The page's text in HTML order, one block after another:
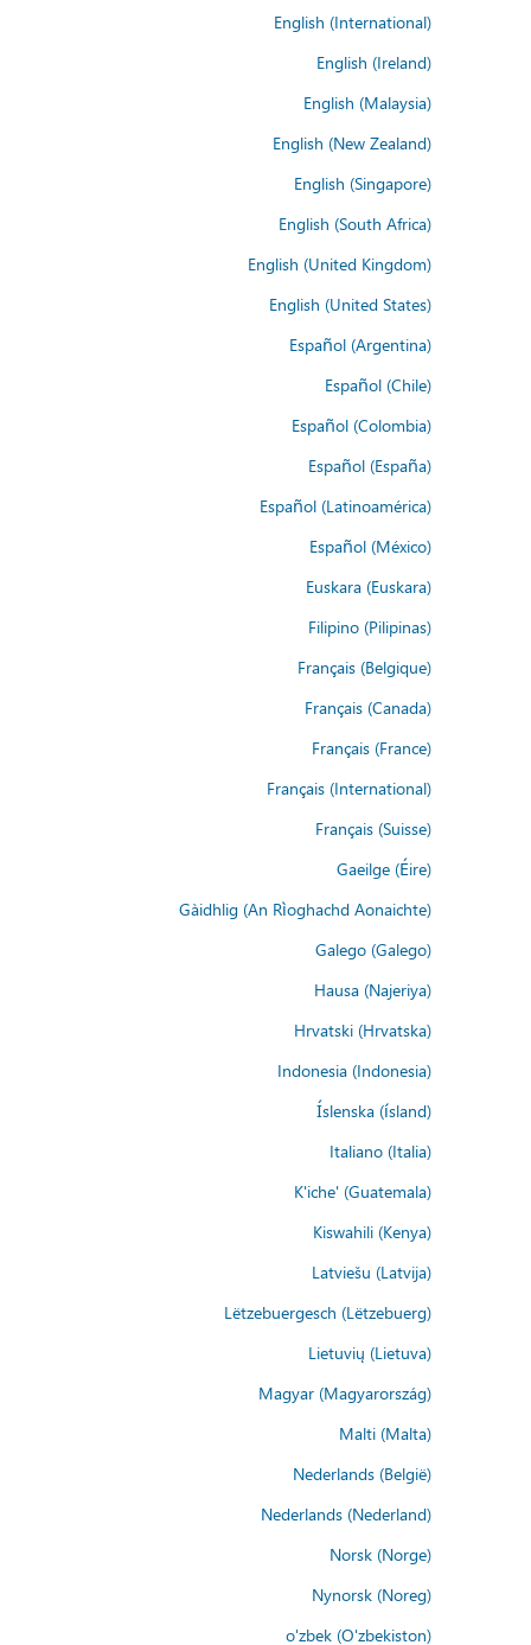
English (International)
English (Ireland)
English (Malaysia)
English (New Zealand)
English (Singapore)
English (South Africa)
English (United Kingdom)
English (United States)
Español (Argentina)
Español (Chile)
Español (Colombia)
Español (España)
Español (Latinoamérica)
Español (México)
Euskara (Euskara)
Filipino (Pilipinas)
Français (Belgique)
Français (Canada)
Français (France)
Français (International)
Français (Suisse)
Gaeilge (Éire)
Gàidhlig (An Rìoghachd Aonaichte)
Galego (Galego)
Hausa (Najeriya)
Hrvatski (Hrvatska)
Indonesia (Indonesia)
Íslenska (ísland)
Italiano (Italia)
K'iche' (Guatemala)
Kiswahili (Kenya)
Latviešu (Latvija)
Lëtzebuergesch (Lëtzebuerg)
Lietuvių (Lietuva)
Magyar (Magyarország)
Malti (Malta)
Nederlands (België)
Nederlands (Nederland)
Norsk (Norge)
Nynorsk (Noreg)
o'zbek (O'zbekiston)